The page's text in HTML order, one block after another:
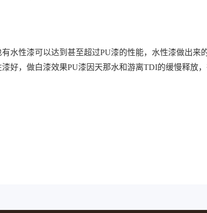
水性漆可以达到甚至超过PU漆的性能，水性漆做出来
好，做白漆效果PU漆因天那水和游离TDI的缓慢释放